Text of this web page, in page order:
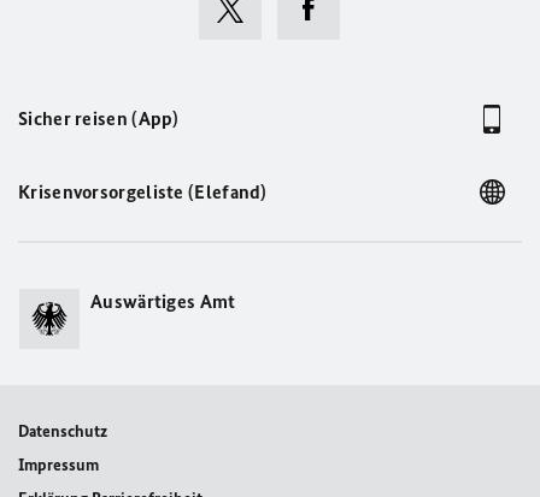
Sicher reisen (App)
Krisenvorsorgeliste (Elefand)
Auswärtiges Amt
Datenschutz
Impressum